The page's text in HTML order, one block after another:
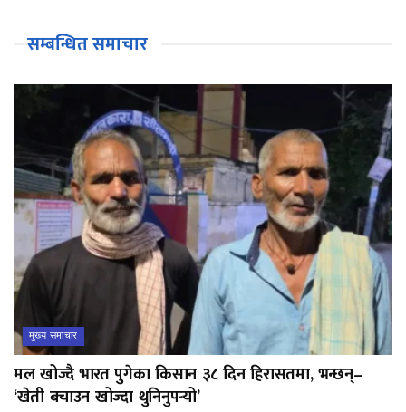
सम्बन्धित समाचार
मुख्य समाचार
मल खोज्दै भारत पुगेका किसान ३८ दिन हिरासतमा, भन्छन्–
‘खेती बचाउन खोज्दा थुनिनुपर्‍यो’